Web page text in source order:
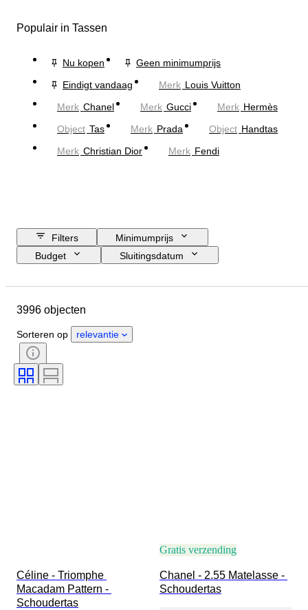
Populair in Tassen
Nu kopen
Geen minimumprijs
Eindigt vandaag
Merk Louis Vuitton
Merk Chanel Merk Gucci Merk Hermès
Object Tas Merk Prada Object Handtas
Merk Christian Dior Merk Fendi
Filters
Minimumprijs
Budget
Sluitingsdatum
Land van herkomst
Geslacht
Conditie
Certificaat
Accessoires inbegrepen
Era
3996 objecten
Sorteren op relevantie
Céline - Triomphe
Macadam Pattern -
Schoudertas
Gratis verzending
Chanel - 2.55 Matelasse -
Schoudertas